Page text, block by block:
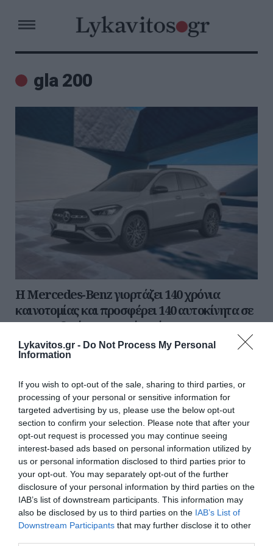
Lykavitos.gr - Do Not Process My Personal
Information
If you wish to opt-out of the sale, sharing to third parties, or
processing of your personal or sensitive information for
targeted advertising by us, please use the below opt-out
section to confirm your selection. Please note that after your
opt-out request is processed you may continue seeing
interest-based ads based on personal information utilized by
us or personal information disclosed to third parties prior to
your opt-out. You may separately opt-out of the further
disclosure of your personal information by third parties on the
IAB’s list of downstream participants. This information may
also be disclosed by us to third parties on the IAB’s List of
Downstream Participants that may further disclose it to other
gla 200
Η Mercedes-Benz γιορτάζει 140 χρόνια
καινοτομίας και προσφέρει 140 αυτοκίνητα σε
μια μοναδική, επετειακή τιμή
Με αφορμή τη συμπλήρωση 140 ετών από την εφεύρεση
του αυτοκινήτου και την απαρχή μιας ιστορίας γεμάτης
03 Ιουνίου 2026
Ροή ειδήσεων
15χρονος κατήγγειλε 17χρονο για κατ' εξακολούθηση
βιασμό και εκβιασμό με βίντεο - Τι υποστήριξε στις Αρχές
Κοντογεώργης: «Η ΔΕΘ θα είναι προεκλογική, αλλά όχι
παροχολογική» - Τι είπε για τη 13η σύνταξη
Παρέμβαση της ΥΠΑ για το ελικόπτερο που «πάρκαρε»
στο Σαρακήνικο Μήλου